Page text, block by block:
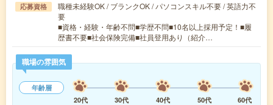
応募資格
職種未経験OK / ブランクOK / パソコンスキル不要 / 英語力不
要
■資格・経験・年齢不問■学歴不問■10名以上採用予定！■履
歴書不要■社会保険完備■社員登用あり（紹介…
職場の雰囲気
年齢層
20代
30代 40代 50代
60代